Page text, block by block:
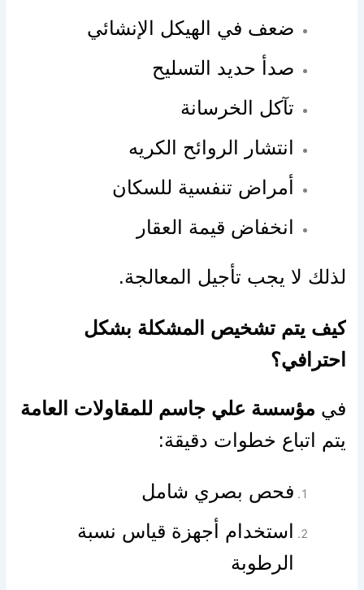
ضعف في الهيكل الإنشائي
صدأ حديد التسليح
تآكل الخرسانة
انتشار الروائح الكريه
أمراض تنفسية للسكان
انخفاض قيمة العقار
لذلك لا يجب تأجيل المعالجة.
كيف يتم تشخيص المشكلة بشكل
احترافي؟
في مؤسسة علي جاسم للمقاولات العامة
يتم اتباع خطوات دقيقة:
فحص بصري شامل
استخدام أجهزة قياس نسبة
الرطوبة